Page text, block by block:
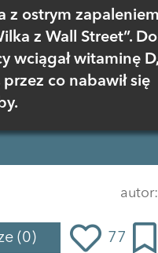
z ostrym
z Wall Street”. Do
wciągał witaminę
co nabawił się
(0) 77